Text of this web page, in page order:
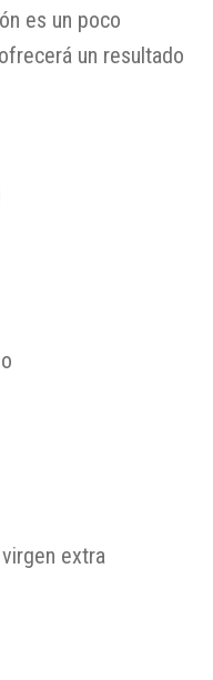
es un poco
un resultado
extra